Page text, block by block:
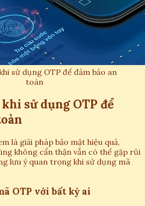
sử dụng OTP để đảm bảo an
toàn
sử dụng OTP để
là giải pháp bảo mật hiệu quả,
không cẩn thận vẫn có thể gặp rủi
lưu ý quan trọng khi sử dụng mã
OTP với bất kỳ ai